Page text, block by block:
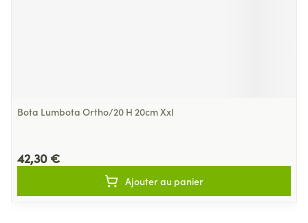
Bota Lumbota Ortho/20 H 20cm Xxl
42,30 €
Ajouter au panier